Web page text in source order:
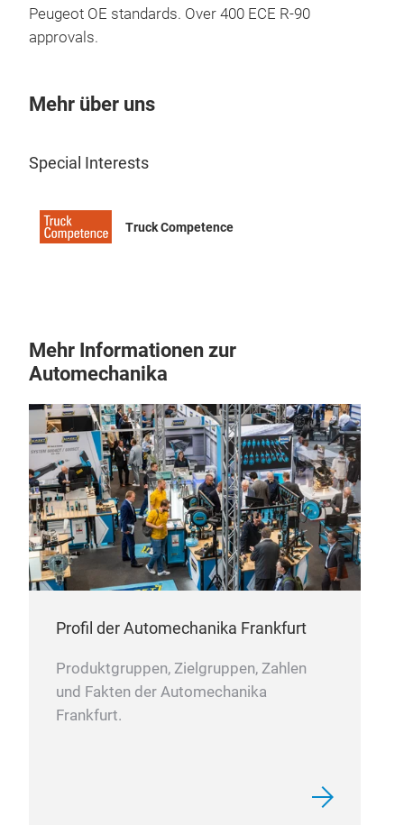
Peugeot OE standards. Over 400 ECE R-90
approvals.
Mehr über uns
Special Interests
Truck Competence
Mehr Informationen zur
Automechanika
Profil der Automechanika Frankfurt
Produktgruppen, Zielgruppen, Zahlen
und Fakten der Automechanika
Frankfurt.